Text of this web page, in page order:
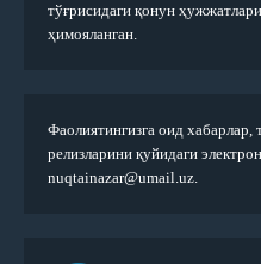
тўғрисидаги қонун
ҳимояланган.
Фаолиятингизга оид хабарлар,
релизларини қуйидаги
nuqtainazar@umail.uz.